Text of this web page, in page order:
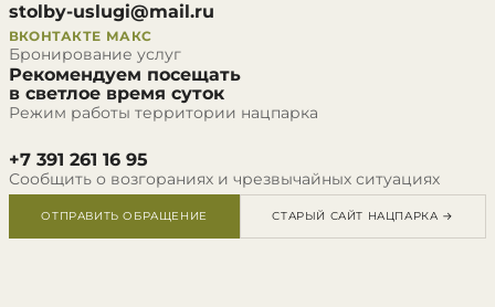
stolby-uslugi@mail.ru
ВКОНТАКТЕ МАКС
Бронирование услуг
Рекомендуем посещать
в светлое время суток
Режим работы территории нацпарка
+7 391 261 16 95
Сообщить о возгораниях и чрезвычайных ситуациях
ОТПРАВИТЬ ОБРАЩЕНИЕ СТАРЫЙ САЙТ НАЦПАРКА →